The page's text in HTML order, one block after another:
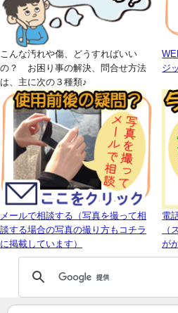
こんな汚れや傷、どうすればいい
の？ お困り事の解決、問合せ方法
は、主に次の３種類♪
ジ
メールで相談する（写真を撮って相
談する場合の写真の撮り方もコチラ
に掲載しています）
電
（
が